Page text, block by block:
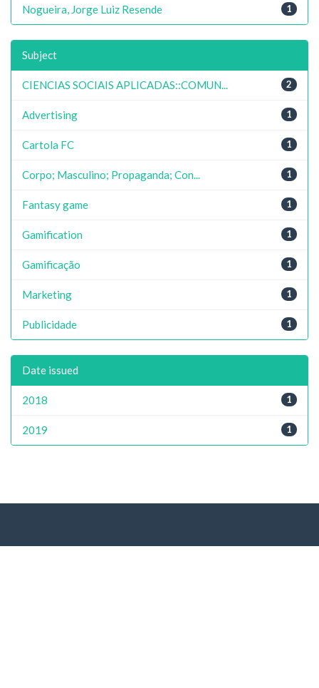
1
Nogueira, Jorge Luiz Resende
Subject
2
CIENCIAS SOCIAIS APLICADAS::COMUN...
1
Advertising
1
Cartola FC
1
Corpo; Masculino; Propaganda; Con...
1
Fantasy game
1
Gamification
1
Gamificação
1
Marketing
1
Publicidade
Date issued
1
2018
1
2019